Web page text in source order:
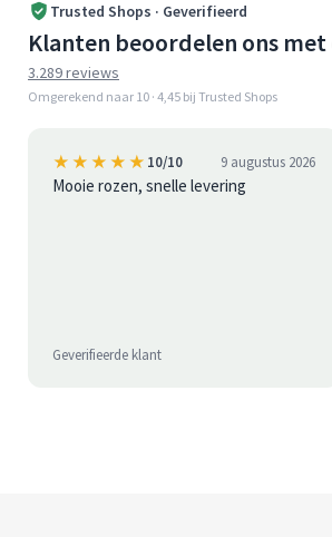
Trusted Shops · Geverifieerd
Klanten beoordelen ons met
3.289 reviews
Omgerekend naar 10 · 4,45 bij Trusted Shops
★★★★★ 10/10 9 augustus 2026
Mooie rozen, snelle levering
Geverifieerde klant